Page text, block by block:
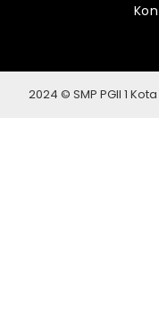
2024 © SMP PGII 1